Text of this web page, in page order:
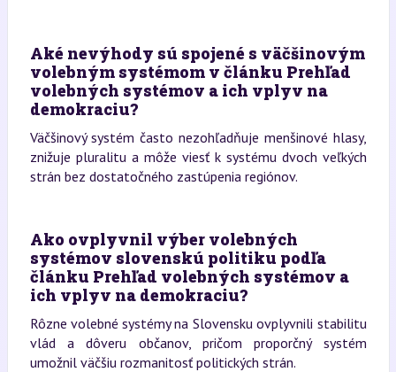
Aké nevýhody sú spojené s väčšinovým
volebným systémom v článku Prehľad
volebných systémov a ich vplyv na
demokraciu?
Väčšinový systém často nezohľadňuje menšinové hlasy,
znižuje pluralitu a môže viesť k systému dvoch veľkých
strán bez dostatočného zastúpenia regiónov.
Ako ovplyvnil výber volebných
systémov slovenskú politiku podľa
článku Prehľad volebných systémov a
ich vplyv na demokraciu?
Rôzne volebné systémy na Slovensku ovplyvnili stabilitu
vlád a dôveru občanov, pričom proporčný systém
umožnil väčšiu rozmanitosť politických strán.